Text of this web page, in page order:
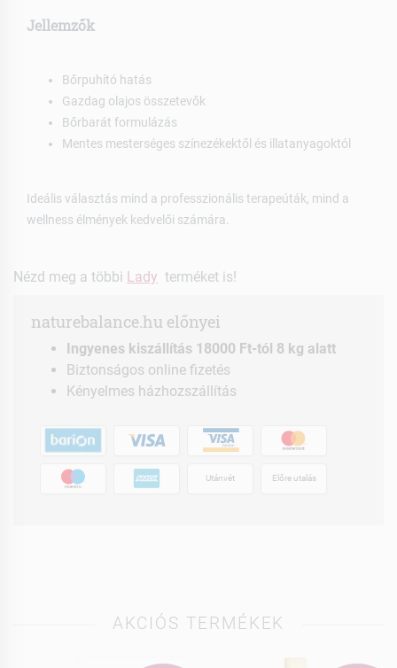
Jellemzők
Bőrpuhító hatás
Gazdag olajos összetevők
Bőrbarát formulázás
Mentes mesterséges színezékektől és illatanyagoktól
Ideális választás mind a professzionális terapeúták, mind a
wellness élmények kedvelői számára.
Nézd meg a többi Lady terméket is!
naturebalance.hu előnyei
Ingyenes kiszállítás 18000 Ft-tól 8 kg alatt
Biztonságos online fizetés
Kényelmes házhozszállítás
Utánvét Előre utalás
AKCIÓS TERMÉKEK